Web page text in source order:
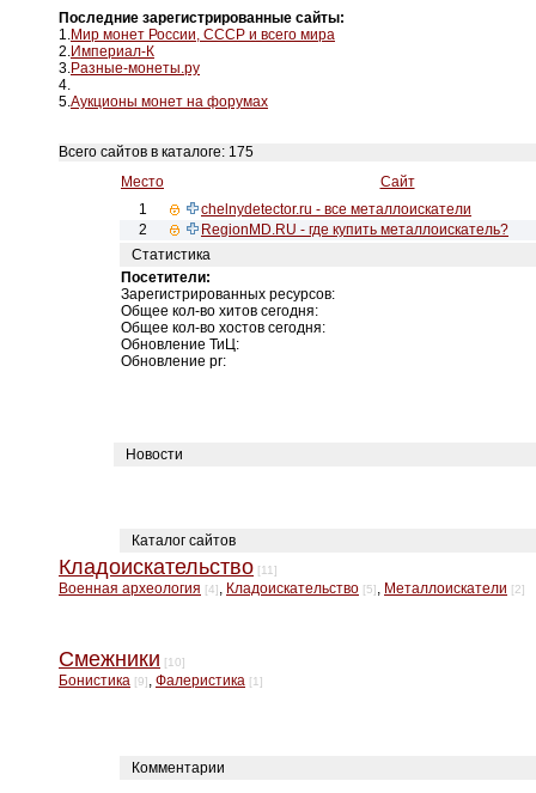
Последние зарегистрированные сайты:
1.Мир монет России, СССР и всего мира
2.Империал-К
3.Разные-монеты.ру
4.
5.Аукционы монет на форумах
Всего сайтов в каталоге: 175
Место
Сайт
1
chelnydetector.ru - все металлоискатели
2
RegionMD.RU - где купить металлоискатель?
Статистика
Посетители:
Зарегистрированных ресурсов:
Общее кол-во хитов сегодня:
Общее кол-во хостов сегодня:
Обновление ТиЦ:
Обновление pr:
Новости
Каталог сайтов
Кладоискательство [11]
Военная археология [4], Кладоискательство [5], Металлоискатели [2]
Смежники [10]
Бонистика [9], Фалеристика [1]
Комментарии